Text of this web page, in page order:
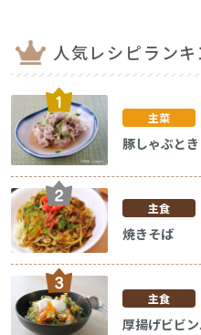
人気レシピランキ
主菜
豚しゃぶと
主食
焼きそば
主食
厚揚げビビ